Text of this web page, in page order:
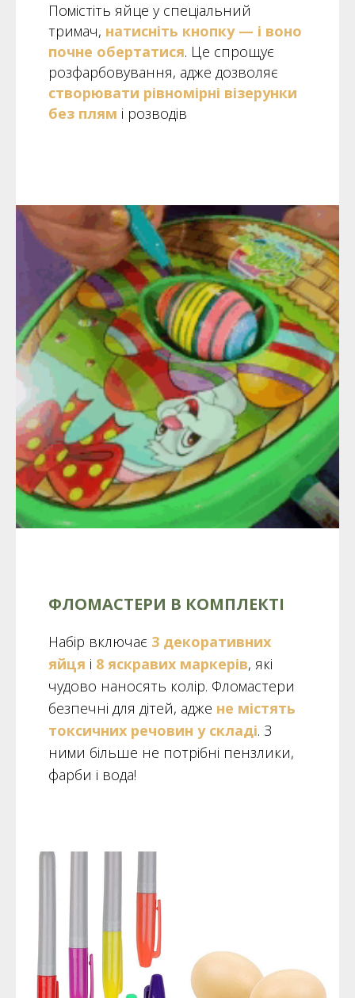
Помістіть яйце у спеціальний
тримач, натисніть кнопку — і воно
почне обертатися. Це спрощує
розфарбовування, адже дозволяє
створювати рівномірні візерунки
без плям і розводів
ФЛОМАСТЕРИ В КОМПЛЕКТІ
Набір включає 3 декоративних
яйця і 8 яскравих маркерів, які
чудово наносять колір. Фломастери
безпечні для дітей, адже не містять
токсичних речовин у складі. З
ними більше не потрібні пензлики,
фарби і вода!